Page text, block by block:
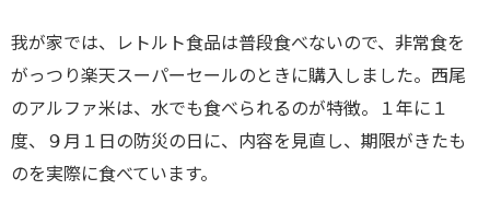
我が家では、レトルト食品は普段食べないので、非常食を
がっつり楽天スーパーセールのときに購入しました。西尾
のアルファ米は、水でも食べられるのが特徴。１年に１
度、９月１日の防災の日に、内容を見直し、期限がきたも
のを実際に食べています。